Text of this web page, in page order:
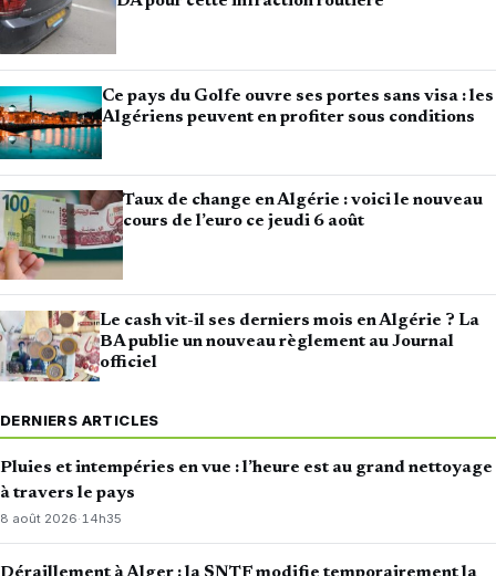
Ce pays du Golfe ouvre ses portes sans visa : les
Algériens peuvent en profiter sous conditions
Taux de change en Algérie : voici le nouveau
cours de l’euro ce jeudi 6 août
Le cash vit-il ses derniers mois en Algérie ? La
BA publie un nouveau règlement au Journal
officiel
DERNIERS ARTICLES
Pluies et intempéries en vue : l’heure est au grand nettoyage
à travers le pays
8 août 2026·14h35
Déraillement à Alger : la SNTF modifie temporairement la